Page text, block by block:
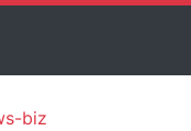
biz